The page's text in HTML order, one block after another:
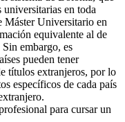
en toda
Máster Universitario en
equivalente al de
embargo, es
pueden tener
títulos extranjeros, por lo
específicos de cada país
para cursar un